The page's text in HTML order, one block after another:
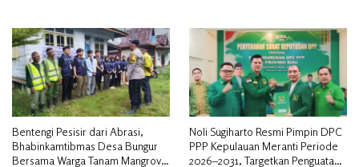
Bentengi Pesisir dari Abrasi,
Bhabinkamtibmas Desa Bungur
Bersama Warga Tanam Mangrove
Noli Sugiharto Resmi Pimpin DPC
PPP Kepulauan Meranti Periode
2026–2031, Targetkan Penguatan